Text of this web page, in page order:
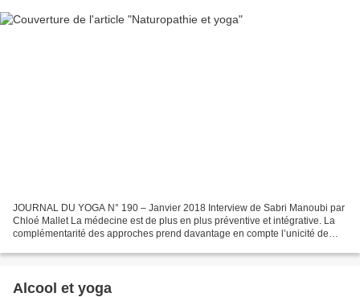
JOURNAL DU YOGA N° 190 – Janvier 2018 Interview de Sabri Manoubi par
Chloé Mallet La médecine est de plus en plus préventive et intégrative. La
complémentarité des approches prend davantage en compte l’unicité de
Alcool et yoga